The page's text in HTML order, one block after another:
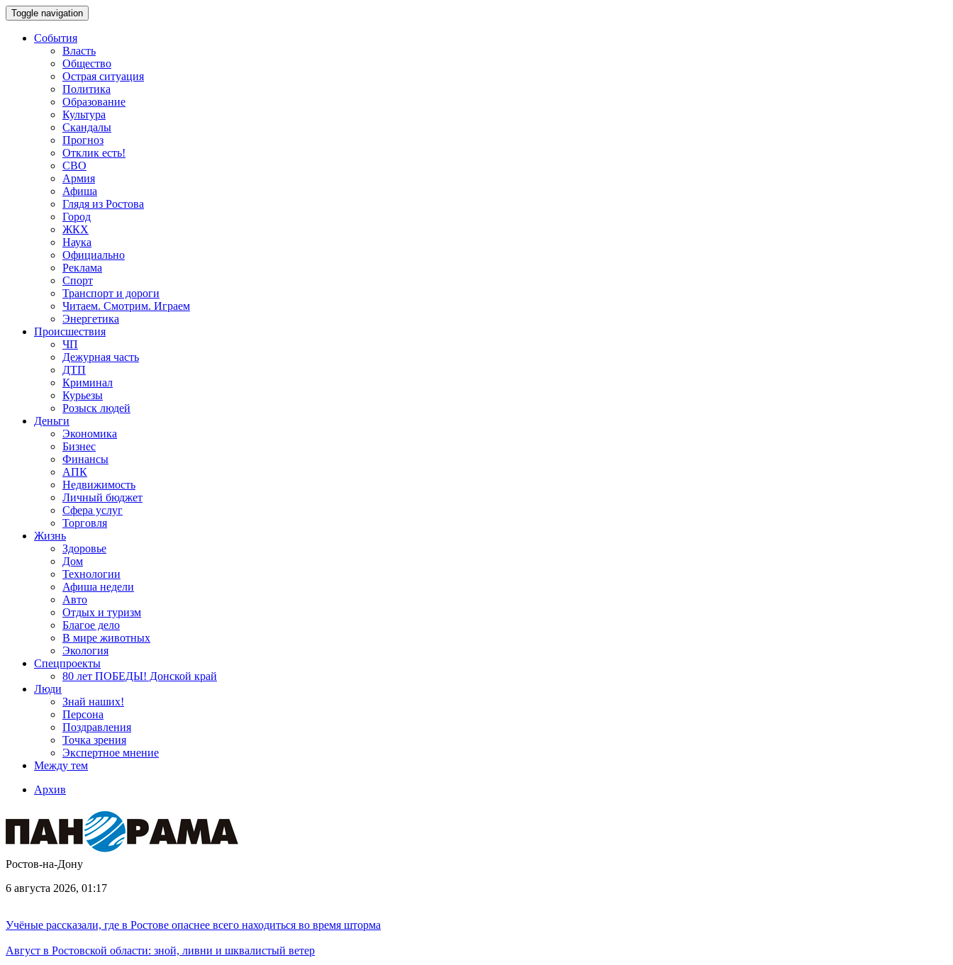
Toggle navigation
События
Власть
Общество
Острая ситуация
Политика
Образование
Культура
Скандалы
Прогноз
Отклик есть!
СВО
Армия
Афиша
Глядя из Ростова
Город
ЖКХ
Наука
Официально
Реклама
Спорт
Транспорт и дороги
Читаем. Смотрим. Играем
Энергетика
Происшествия
ЧП
Дежурная часть
ДТП
Криминал
Курьезы
Розыск людей
Деньги
Экономика
Бизнес
Финансы
АПК
Недвижимость
Личный бюджет
Сфера услуг
Торговля
Жизнь
Здоровье
Дом
Технологии
Афиша недели
Авто
Отдых и туризм
Благое дело
В мире животных
Экология
Спецпроекты
80 лет ПОБЕДЫ! Донской край
Люди
Знай наших!
Персона
Поздравления
Точка зрения
Экспертное мнение
Между тем
Архив
Ростов-на-Дону
6 августа 2026, 01:17
Учёные рассказали, где в Ростове опаснее всего находиться во время шторма
Август в Ростовской области: зной, ливни и шквалистый ветер